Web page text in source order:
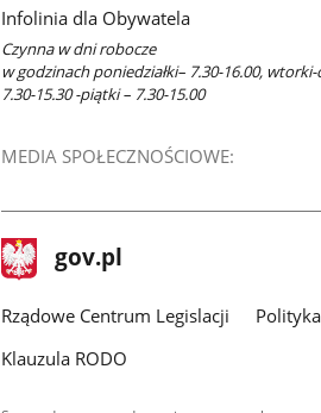
Infolinia dla Obywatela
Czynna w dni robocze
w godzinach poniedziałki– 7.30-16.00,
7.30-15.30 -piątki – 7.30-15.00
MEDIA SPOŁECZNOŚCIOWE:
stopka
gov.pl Strona
gov.pl
Rządowe Centrum Legislacji
Klauzula RODO